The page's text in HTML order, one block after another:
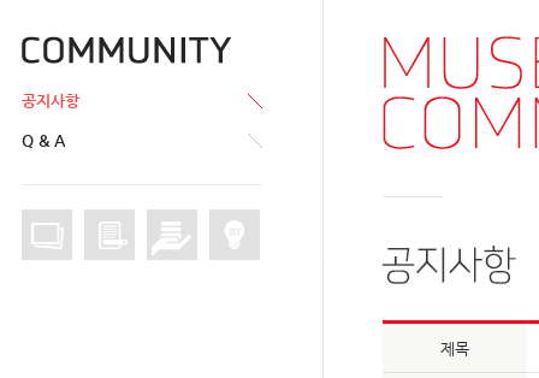
공지사항
Q & A
제목